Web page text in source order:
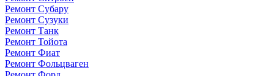
Ремонт Субару
Ремонт Сузуки
Ремонт Танк
Ремонт Тойота
Ремонт Фиат
Ремонт Фольцваген